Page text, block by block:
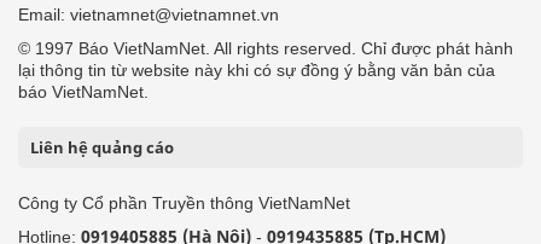
Email: vietnamnet@vietnamnet.vn
© 1997 Báo VietNamNet. All rights reserved. Chỉ được phát hành
lại thông tin từ website này khi có sự đồng ý bằng văn bản của
báo VietNamNet.
Liên hệ quảng cáo
Công ty Cổ phần Truyền thông VietNamNet
Hotline: 0919405885 (Hà Nội) - 0919435885 (Tp.HCM)